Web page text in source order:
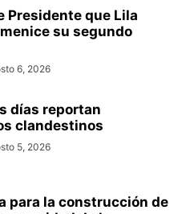
Presidente que Lila
su segundo
6, 2026
días reportan
clandestinos
5, 2026
para la construcción de